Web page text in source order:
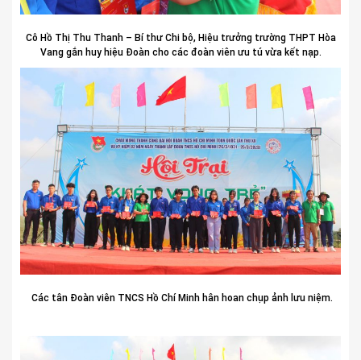
Cô Hồ Thị Thu Thanh – Bí thư Chi bộ, Hiệu trưởng trường THPT Hòa
Vang gắn huy hiệu Đoàn cho các đoàn viên ưu tú vừa kết nạp.
Các tân Đoàn viên TNCS Hồ Chí Minh hân hoan chụp ảnh lưu niệm.